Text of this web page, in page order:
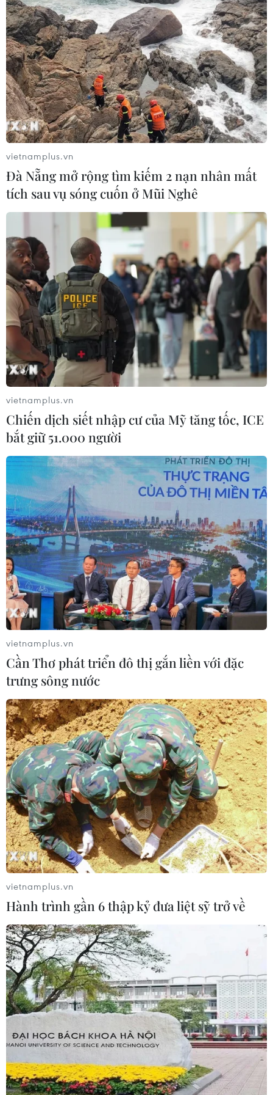
Nhìn lại 10 sự kiện nổi bật của Việt
Nam năm 2022 qua ảnh
25/12/2022 00:16
Cùng nhìn lại 10 sự kiện nổi bật của Việt Nam năm
2022 do Thông tấn xã Việt Nam bình chọn qua những
hình ảnh dưới đây.
10 sự kiện nổi bật của Việt
Nam do TTXVN bình chọn
25/12/2022 00:06
Tăng trưởng GDP vượt kế hoạch trong bối cảnh kinh tế
thế giới ảm đạm; chuyến thăm Trung Quốc của Tổng Bí
bật của Việt Nam do TTXVN bình chọn.
vietnamplus.vn
Đà Nẵng mở rộng tìm kiếm 2 nạn nhân mất
tích sau vụ sóng cuốn ở Mũi Nghê
vietnamplus.vn
Chiến dịch siết nhập cư của Mỹ tăng tốc, ICE
bắt giữ 51.000 người
vietnamplus.vn
Cần Thơ phát triển đô thị gắn liền với đặc
trưng sông nước
vietnamplus.vn
Hành trình gần 6 thập kỷ đưa liệt sỹ trở về